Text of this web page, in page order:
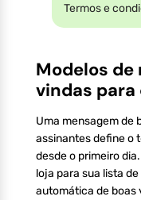
Termos e
Modelos de
vindas
Uma mensagem de
assinantes define o
desde o primeiro
loja para sua lista
automática de boas